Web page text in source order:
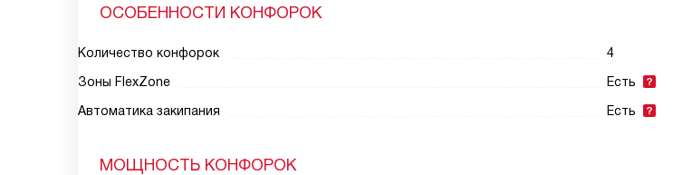
ОСОБЕННОСТИ КОНФОРОК
Количество конфорок
4
Зоны FlexZone
Есть
Автоматика закипания
Есть
МОЩНОСТЬ КОНФОРОК